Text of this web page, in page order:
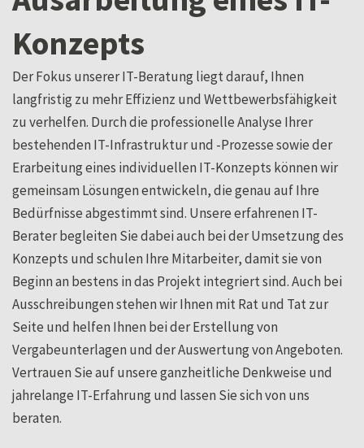
Konzepts
Der Fokus unserer IT-Beratung liegt darauf, Ihnen
langfristig zu mehr Effizienz und Wettbewerbsfähigkeit
zu verhelfen. Durch die professionelle Analyse Ihrer
bestehenden IT-Infrastruktur und -Prozesse sowie der
Erarbeitung eines individuellen IT-Konzepts können wir
gemeinsam Lösungen entwickeln, die genau auf Ihre
Bedürfnisse abgestimmt sind. Unsere erfahrenen IT-
Berater begleiten Sie dabei auch bei der Umsetzung des
Konzepts und schulen Ihre Mitarbeiter, damit sie von
Beginn an bestens in das Projekt integriert sind. Auch bei
Ausschreibungen stehen wir Ihnen mit Rat und Tat zur
Seite und helfen Ihnen bei der Erstellung von
Vergabeunterlagen und der Auswertung von Angeboten.
Vertrauen Sie auf unsere ganzheitliche Denkweise und
jahrelange IT-Erfahrung und lassen Sie sich von uns
beraten.